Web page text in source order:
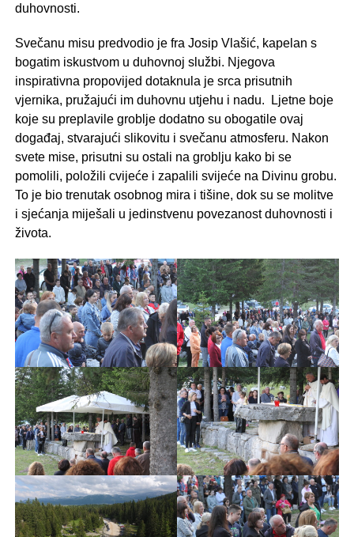
duhovnosti.
Svečanu misu predvodio je fra Josip Vlašić, kapelan s
bogatim iskustvom u duhovnoj službi. Njegova
inspirativna propovijed dotaknula je srca prisutnih
vjernika, pružajući im duhovnu utjehu i nadu. Ljetne boje
koje su preplavile groblje dodatno su obogatile ovaj
događaj, stvarajući slikovitu i svečanu atmosferu. Nakon
svete mise, prisutni su ostali na groblju kako bi se
pomolili, položili cvijeće i zapalili svijeće na Divinu grobu.
To je bio trenutak osobnog mira i tišine, dok su se molitve
i sjećanja miješali u jedinstvenu povezanost duhovnosti i
života.